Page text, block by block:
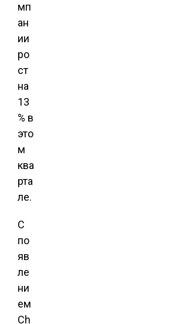
мп
ан
ии
ро
ст
на
13
% в
это
м
ква
рта
ле.
С
по
яв
ле
ни
ем
Ch